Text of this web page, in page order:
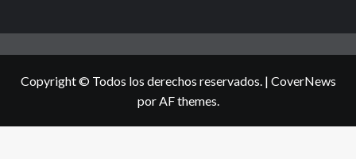
Copyright © Todos los derechos reservados. | CoverNews
por AF themes.